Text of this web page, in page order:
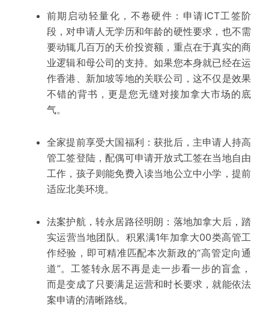
前期启动轻量化，不卷硬件： 申请ICT工签阶
段，对申请人无学历和年龄的硬性要求 ，也不需
要动辄几百万的天价投资额，重点在于真实的商
业逻辑和母公司的支持。如果您本身就已经在运
作香港、新加坡等地的关联公司，这不仅是效果
不错的背书，更是您无缝对接加拿大市场的底
气。
全家提前享受大国福利：获批后，主申请人持高
管工签登陆，配偶可申请开放式工签在当地自由
工作，孩子则能免费入读当地公立中小学，提前
适应北美环境。
法案护航，转永居路径明朗： 落地加拿大后，踏
实运营当地团队 。积累满1年加拿大00类高管工
作经验，即可精准匹配本次新政的“高管定向通
道”。工签转永居不再是走一步看一步的盲盒，
而是变成了只要满足运营和时长要求，就能依法
案申请的清晰路线。